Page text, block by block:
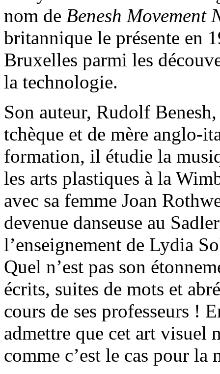
nom de Benesh Movement
britannique le présente en
Bruxelles parmi les
la technologie.
Son auteur, Rudolf
tchèque et de mère anglo-
formation, il étudie la
les arts plastiques à la
avec sa femme Joan
devenue danseuse au
l’enseignement de Lydia
Quel n’est pas son
écrits, suites de mots et
cours de ses professeurs !
admettre que cet art visuel
comme c’est le cas pour la